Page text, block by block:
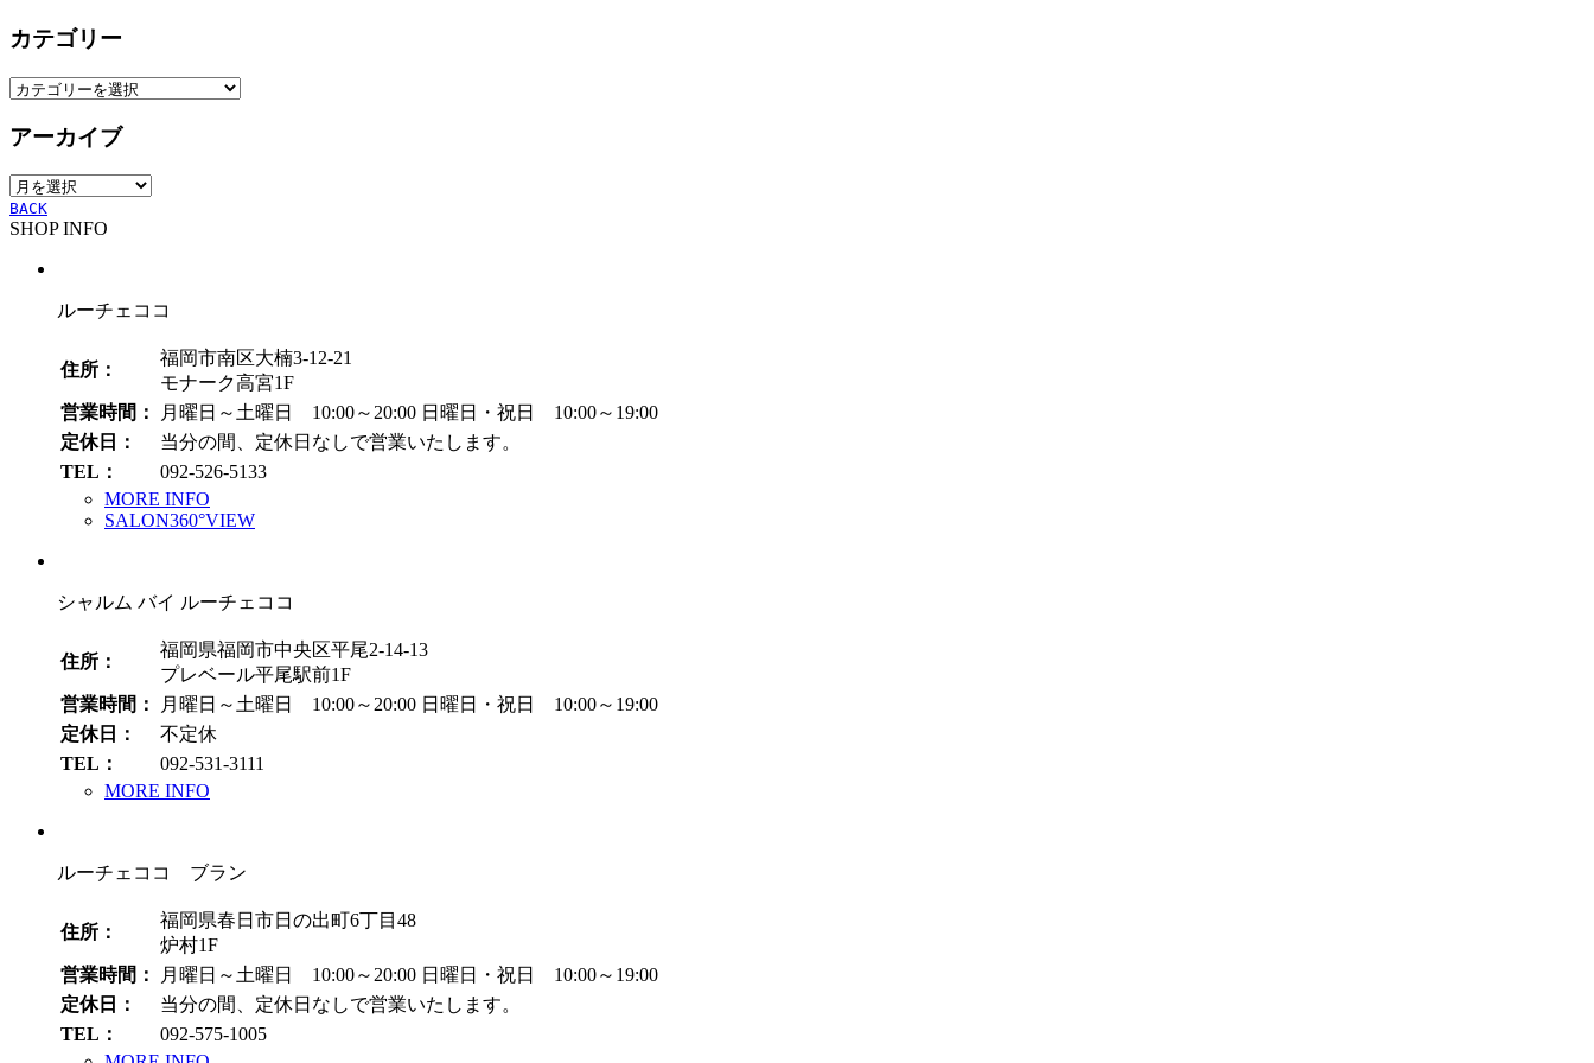
カテゴリー
カ
ゴ
ー
アーカイブ
ア
ー
カ
BACK
SHOP INFO
ルーチェココ
住所：
福岡市南区大楠3-12-21
モナーク高宮1F
営業時間：
月曜日～土曜日 10:00～20:00 日曜日・祝日 10:00～19:00
定休日：
当分の間、定休日なしで営業いたします。
TEL：
092-526-5133
MORE INFO
SALON360°VIEW
シャルム バイ ルーチェココ
住所：
福岡県福岡市中央区平尾2-14-13
プレベール平尾駅前1F
営業時間：
月曜日～土曜日 10:00～20:00 日曜日・祝日 10:00～19:00
定休日：
不定休
TEL：
092-531-3111
MORE INFO
ルーチェココ ブラン
住所：
福岡県春日市日の出町6丁目48
炉村1F
営業時間：
月曜日～土曜日 10:00～20:00 日曜日・祝日 10:00～19:00
定休日：
当分の間、定休日なしで営業いたします。
TEL：
092-575-1005